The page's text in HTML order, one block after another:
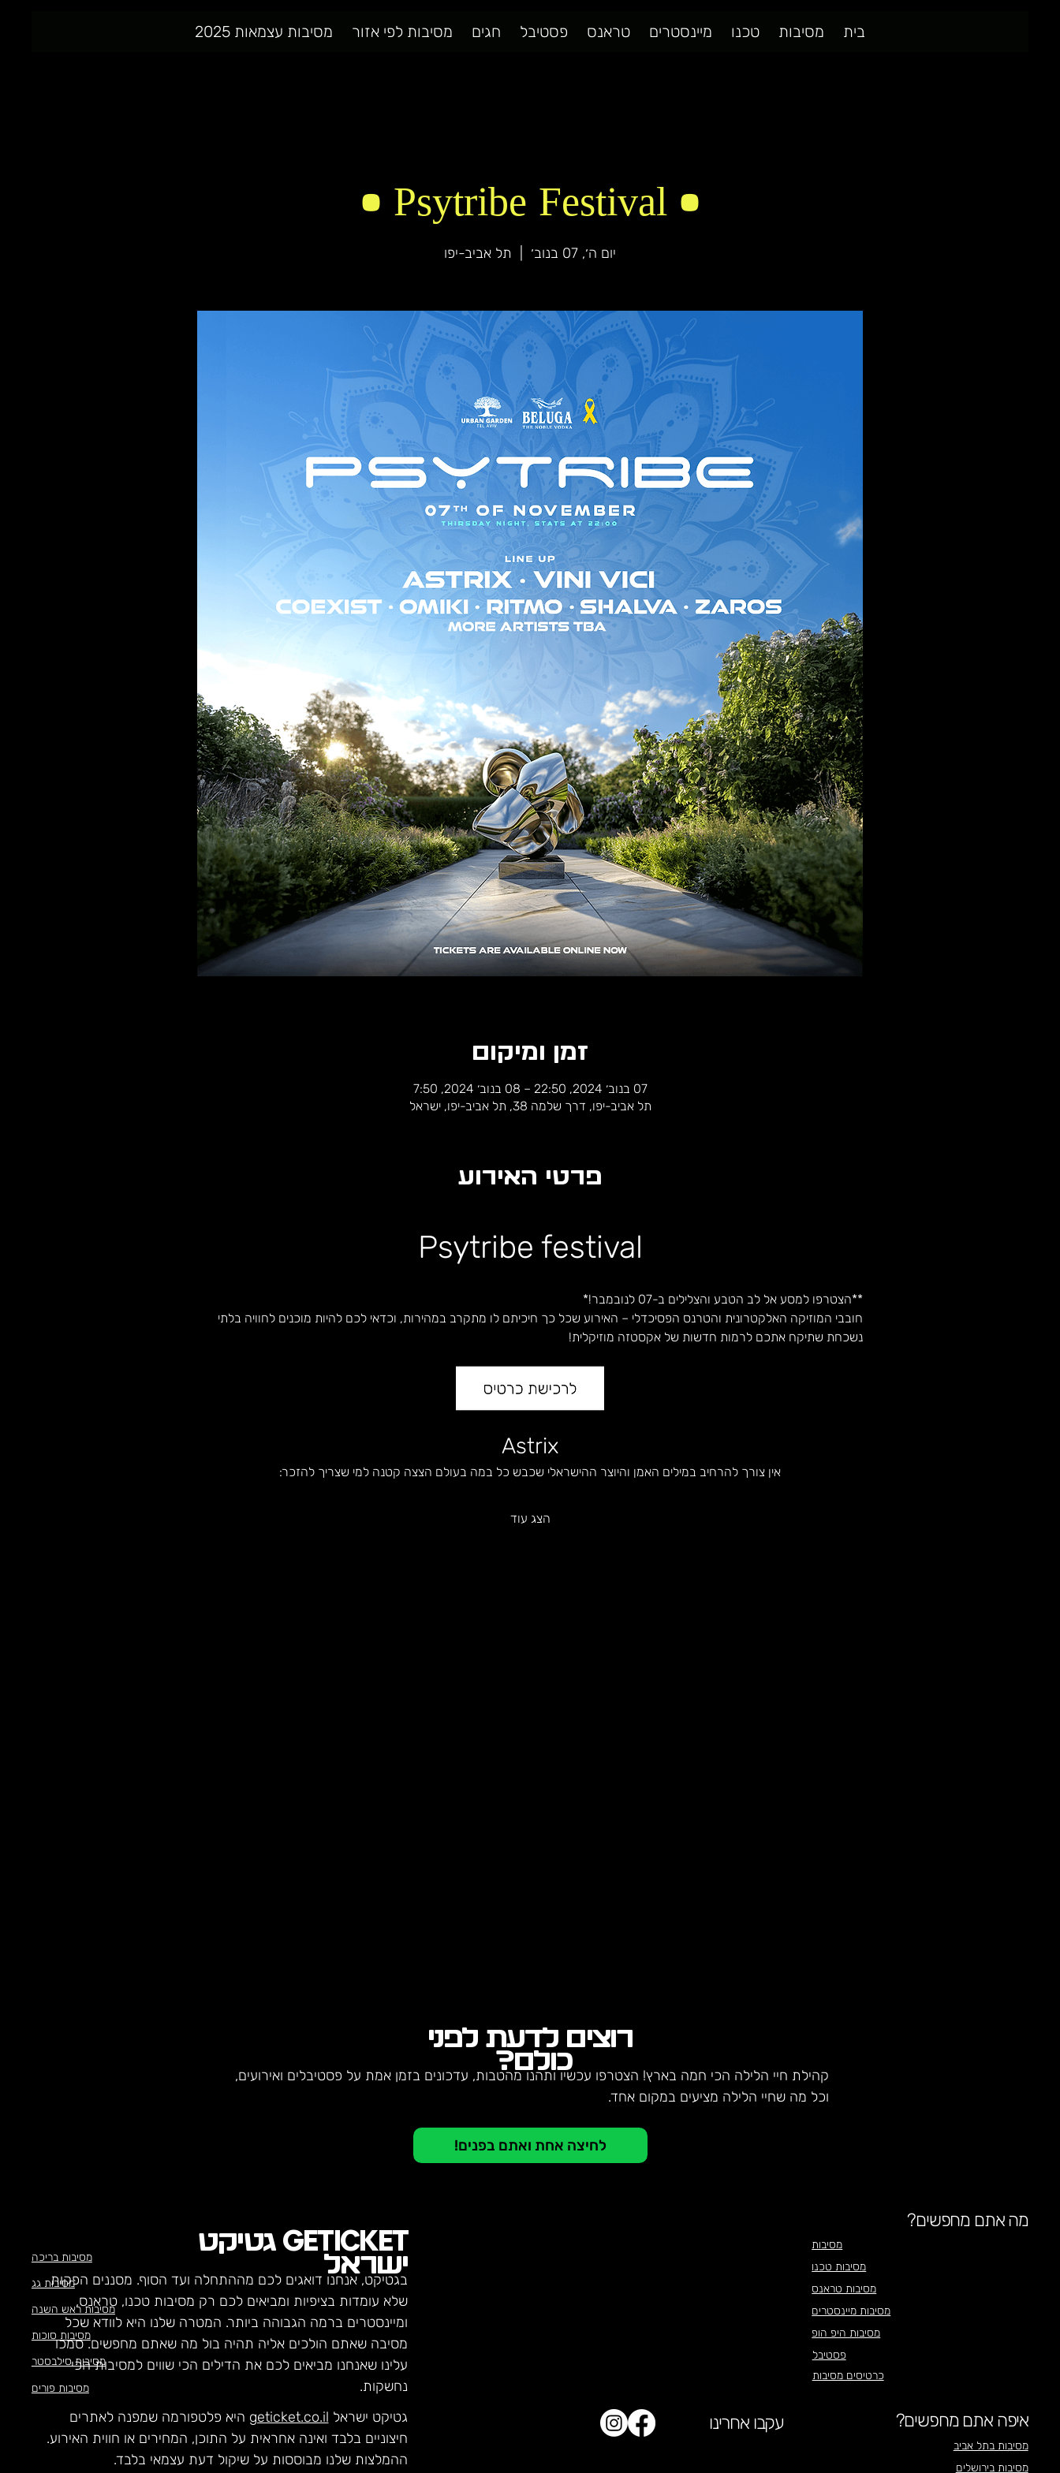
בית מסיבות טכנו מיינסטרים טראנס פסטיבל חגים מסיבות לפי אזור מסיבות עצמאות 2025
• Psytribe Festival •
יום ה׳, 07 בנוב׳ תל אביב-יפו
זמן ומיקום
07 בנוב׳ 2024, 22:50 – 08 בנוב׳ 2024, 7:50
תל אביב-יפו, דרך שלמה 38, תל אביב-יפו, ישראל
פרטי האירוע
Psytribe festival
**הצטרפו למסע אל לב הטבע והצלילים ב-07 לנובמבר!*
חובבי המוזיקה האלקטרונית והטרנס הפסיכדלי – האירוע שכל כך חיכיתם לו מתקרב במהירות, וכדאי לכם להיות מוכנים לחוויה בלתי
נשכחת שתיקח אתכם לרמות חדשות של אקסטזה מוזיקלית!
Astrix
אין צורך להרחיב במילים האמן והיוצר ההישראלי שכבש כל במה בעולם הצצה קטנה למי שצריך להזכר:
הצג עוד
רוצים לדעת לפני
כולם?
קהילת חיי הלילה הכי חמה בארץ! הצטרפו עכשיו ותהנו מהטבות, עדכונים בזמן אמת על פסטיבלים ואירועים,
וכל מה שחיי הלילה מציעים במקום אחד.
לחיצה אחת ואתם בפנים!
מסיבות בריכה
מסיבות גג
מסיבות ראש השנה
מסיבות סוכות
מסיבות סילבסטר
מסיבות פורים
GETICKET גטיקט
ישראל
בגטיקט, אנחנו דואגים לכם מההתחלה ועד הסוף. מסננים הפקות
שלא עומדות בציפיות ומביאים לכם רק מסיבות טכנו, טראנס,
ומיינסטרים ברמה הגבוהה ביותר. המטרה שלנו היא לוודא שכל
מסיבה שאתם הולכים אליה תהיה בול מה שאתם מחפשים. סמכו
עלינו שאנחנו מביאים לכם את הדילים הכי שווים למסיבות הכי
נחשקות.
מה אתם מחפשים?
מסיבות
מסיבות טכנו
מסיבות טראנס
מסיבות מיינסטרים
מסיבות היפ הופ
פסטיבל
כרטיסים מסיבות
גטיקט ישראל geticket.co.il היא פלטפורמה שמפנה לאתרים
חיצוניים בלבד ואינה אחראית על התוכן, המחירים או חווית האירוע.
ההמלצות שלנו מבוססות על שיקול דעת עצמאי בלבד.
עקבו אחרינו איפה אתם מחפשים?
מסיבות בתל אביב
מסיבות בירושלים